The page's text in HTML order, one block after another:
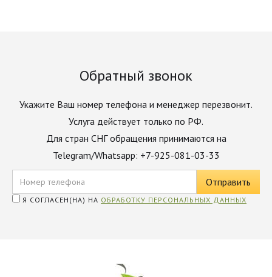
Обратный звонок
Укажите Ваш номер телефона и менеджер перезвонит.
Услуга действует только по РФ.
Для стран СНГ обращения принимаются на
Telegram/Whatsapp: +7-925-081-03-33
Я СОГЛАСЕН(НА) НА ОБРАБОТКУ ПЕРСОНАЛЬНЫХ ДАННЫХ